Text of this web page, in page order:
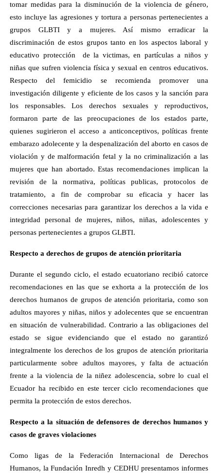
tomar medidas para la disminución de la violencia de género,
esto incluye las agresiones y tortura a personas pertenecientes a
grupos GLBTI y a mujeres. Así mismo erradicar la
discriminación de estos grupos tanto en los aspectos laboral y
educativo protección
de la victimas, en partículas a niños y
niñas que sufren violencia física y sexual en centros educativos.
Respecto del femicidio se recomienda promover una
investigación diligente y eficiente de los casos y la sanción para
los responsables. Los derechos sexuales y reproductivos,
formaron parte de las preocupaciones de los estados parte,
quienes sugirieron el acceso a anticonceptivos, políticas frente
embarazo adolecente y la despenalización del aborto en casos de
violación y de malformación fetal y la no criminalización a las
mujeres que han abortado. Estas recomendaciones implican la
revisión de la normativa, políticas publicas, protocolos de
tratamiento, a fin de comprobar su eficacia y hacer las
correcciones necesarias para garantizar los derechos a la vida e
integridad personal de mujeres, niños, niñas, adolescentes y
personas pertenecientes a grupos GLBTI.
Respecto a derechos de grupos de atención prioritaria
Durante el segundo ciclo, el estado ecuatoriano recibió catorce
recomendaciones en las que se exhorta a la protección de los
derechos humanos de grupos de atención prioritaria, como son
adultos mayores y niñas, niños y adolecentes que se encuentran
en situación de vulnerabilidad. Contrario a las obligaciones del
estado se sigue evidenciando que el estado no garantizó
integralmente los derechos de los grupos de atención prioritaria
particularmente sobre adultos mayores, y falta de actuación
frente a la violencia de la niñez adolescencia, sobre lo cual el
Ecuador ha recibido en este tercer ciclo recomendaciones que
permita la protección de estos derechos.
Respecto a la situación de defensores de derechos humanos y
casos de graves violaciones
Como ligas de la Federación Internacional de Derechos
Humanos, la Fundación Inredh y CEDHU presentamos informes